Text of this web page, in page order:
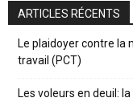
ARTICLES RÉCENTS
Le plaidoyer contre la
travail (PCT)
Les voleurs en deuil: